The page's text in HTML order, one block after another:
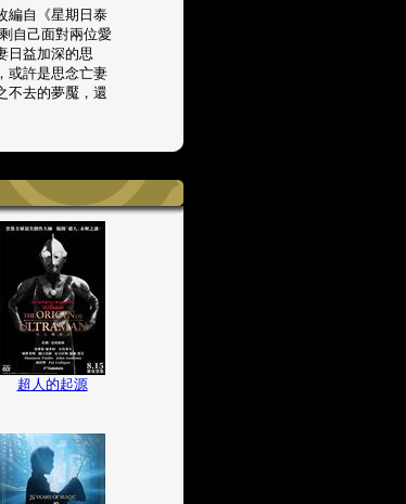
編自《星期日泰
自己面對兩位愛
日益加深的思
或許是思念亡妻
不去的夢魘，還
超人的起源